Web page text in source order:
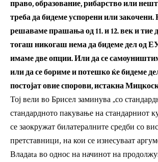
право, образование, рибарство или
треба да бидеме успорени или закочени.
решаваме прашања од 11. и 12. век и тие
тогаш никогаш нема да бидеме дел од
имаме две опции. Или да се
или да се бориме и потешко ќе бидеме
постојат овие спорови, истакна
Тој вели во Брисел заминува „со
стандардното пакување на стандарниот
се заокружат билатералните средби со
претставници, на кои се изнесуваат
Владаta во однос на начинот на